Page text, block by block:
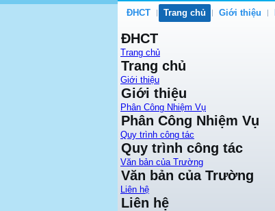
ĐHCT Trang chủ Giới thiệu
ĐHCT
Trang chủ
Trang chủ
Giới thiệu
Giới thiệu
Phân Công Nhiệm Vụ
Phân Công Nhiệm Vụ
Quy trình công tác
Quy trình công tác
Văn bản của Trường
Văn bản của Trường
Liên hệ
Liên hệ